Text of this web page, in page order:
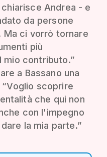
Andrea - e
da persone
Ma ci vorrò tornare
più
mio contributo.”
a Bassano una
scoprire
che qui non
con l'impegno
la mia parte.”